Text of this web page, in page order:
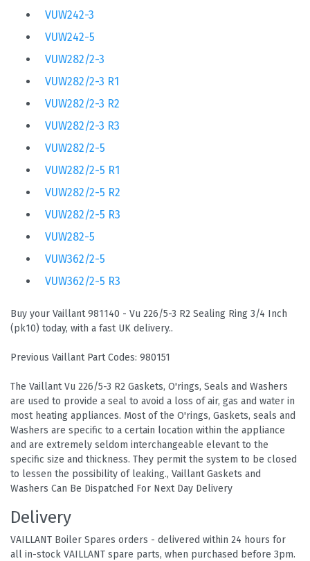
VUW242-3
VUW242-5
VUW282/2-3
VUW282/2-3 R1
VUW282/2-3 R2
VUW282/2-3 R3
VUW282/2-5
VUW282/2-5 R1
VUW282/2-5 R2
VUW282/2-5 R3
VUW282-5
VUW362/2-5
VUW362/2-5 R3
Buy your Vaillant 981140 - Vu 226/5-3 R2 Sealing Ring 3/4 Inch
(pk10) today, with a fast UK delivery..
Previous Vaillant Part Codes: 980151
The Vaillant Vu 226/5-3 R2 Gaskets, O'rings, Seals and Washers
are used to provide a seal to avoid a loss of air, gas and water in
most heating appliances. Most of the O'rings, Gaskets, seals and
Washers are specific to a certain location within the appliance
and are extremely seldom interchangeable elevant to the
specific size and thickness. They permit the system to be closed
to lessen the possibility of leaking., Vaillant Gaskets and
Washers Can Be Dispatched For Next Day Delivery
Delivery
VAILLANT Boiler Spares orders - delivered within 24 hours for
all in-stock VAILLANT spare parts, when purchased before 3pm.